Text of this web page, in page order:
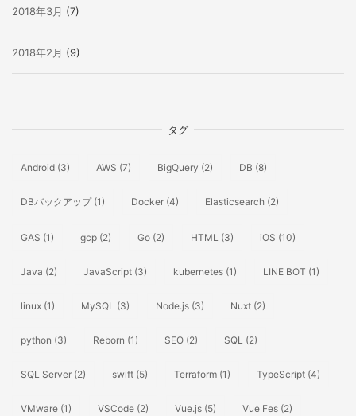
2018年3月 (7)
2018年2月 (9)
タグ
Android (3) AWS (7) BigQuery (2) DB (8)
DBバックアップ(1) Docker (4) Elasticsearch (2)
GAS (1) gcp (2) Go (2) HTML (3) iOS (10)
Java (2) JavaScript (3) kubernetes (1) LINE BOT (1)
linux (1) MySQL (3) Node.js (3) Nuxt (2)
python (3) Reborn (1) SEO (2) SQL (2)
SQL Server (2) swift (5) Terraform (1) TypeScript (4)
VMware (1) VSCode (2) Vue.js (5) Vue Fes (2)